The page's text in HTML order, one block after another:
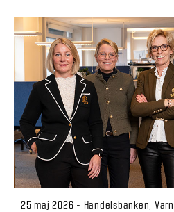
25 maj 2026 - Handelsbanken,